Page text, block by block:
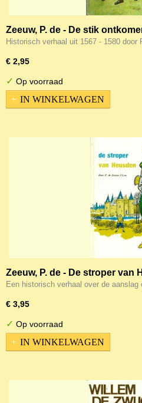
Zeeuw, P. de - De stik
Historisch verhaal uit 1567 - 1580
€ 2,95
✓ Op voorraad
IN WINKELWAGEN
Zeeuw, P. de - De stroper van
Een historisch verhaal over de
€ 3,95
✓ Op voorraad
IN WINKELWAGEN